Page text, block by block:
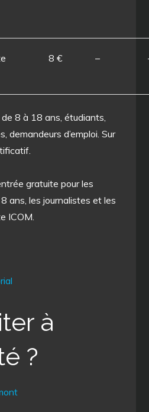
8 € –
8 à 18 ans, étudiants,
demandeurs d’emploi. Sur
gratuite pour les
ans, les journalistes et les
ICOM.
à
?